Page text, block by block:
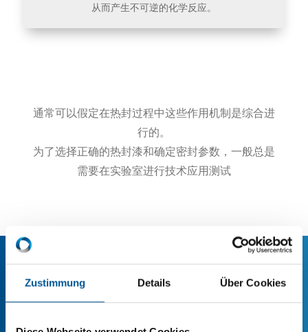
Zustimmung Details Über Cookies
从而产生不可逆的化学反应。
通常可以假定在热封过程中这些作用机制是综合进
行的。
为了选择正确的热封漆和确定密封参数，一般总是
需要在实验室进行技术应用测试
我们的塑料附着力促进剂